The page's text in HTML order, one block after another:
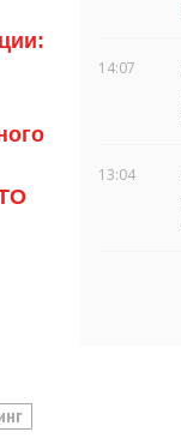
14:07
13:04